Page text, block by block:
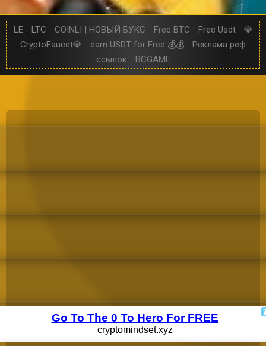
LE - LTC COINLI | НОВЫЙ БУКС Free BTC Free Usdt
💎
CryptoFaucet💎
earn USDT for Free 💰💰
Реклама реф
ссылок
BCGAME